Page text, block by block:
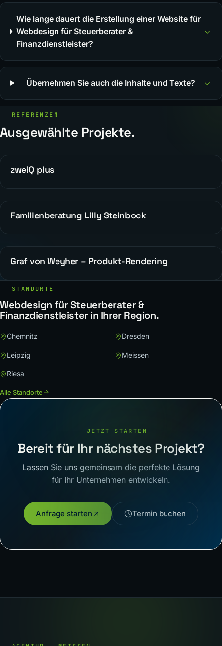
Wie lange dauert die Erstellung einer Website für
Webdesign für Steuerberater &
Finanzdienstleister?
Übernehmen Sie auch die Inhalte und Texte?
REFERENZEN
Ausgewählte Projekte.
WEBDESIGN
zweiQ plus
WEBDESIGN
Familienberatung Lilly Steinbock
WEBDESIGN
Graf von Weyher – Produkt-Rendering
STANDORTE
Webdesign für Steuerberater &
Finanzdienstleister in Ihrer Region.
Chemnitz Dresden
Leipzig Meissen
Riesa
Alle Standorte
JETZT STARTEN
Bereit für Ihr nächstes Projekt?
Lassen Sie uns gemeinsam die perfekte Lösung
für Ihr Unternehmen entwickeln.
Anfrage starten Termin buchen